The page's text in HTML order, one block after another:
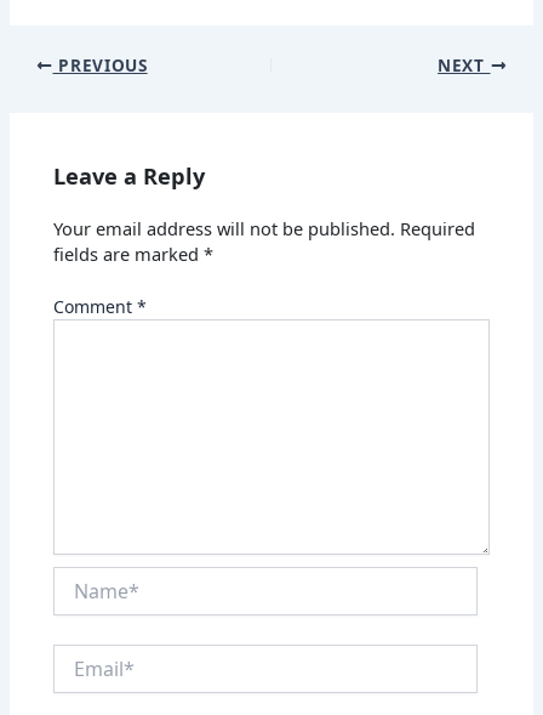
PREVIOUS NEXT
Leave a Reply
Your email address will not be published. Required
fields are marked*
Comment*